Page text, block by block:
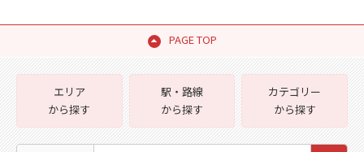
PAGE TOP
エリア
から探す
駅・路線
から探す
カテゴリー
から探す